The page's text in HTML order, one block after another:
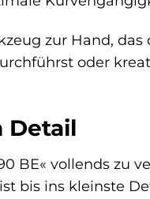
zur Hand,
oder
Detail
BE« vollends zu
bis ins kleinste